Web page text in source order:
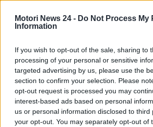
Motori News 24 - Do Not Process My
Information
If you wish to opt-out of the sale, sharing to
processing of your personal or sensitive
targeted advertising by us, please use the
section to confirm your selection. Please
opt-out request is processed you may
interest-based ads based on personal
us or personal information disclosed to third
your opt-out. You may separately opt-out of
sembravano un’utopia prima che
LiveWire di Harley Davidson e Triumph
produrle. Guarda caso, lo ha fatto
Prima volta
lancia la sua
EV!